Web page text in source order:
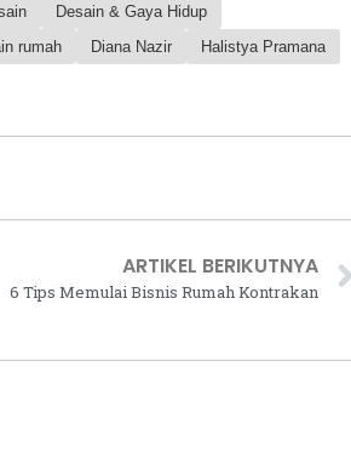
Desain & Gaya Hidup
rumah Diana Nazir
Halistya Pramana
ARTIKEL BERIKUTNYA
6 Tips Memulai Bisnis Rumah Kontrakan